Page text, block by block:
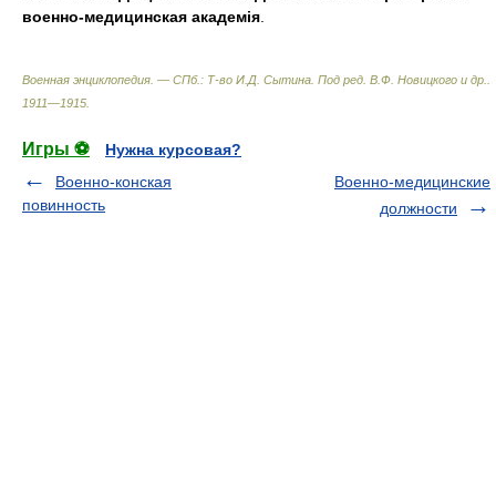
военно-медицинская академія
Военная энциклопедия. — СПб.: Т-во И.Д. Сытина Под ред. В.Ф. Новицкого и др.
1911—1915
Игры ⚽
Нужна курсовая?
Военно-конская
повинность
Военно-медицинские
должности